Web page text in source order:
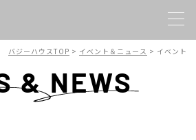
バジーハウスTOP > イベント＆ニュース > イベント
& NEWS